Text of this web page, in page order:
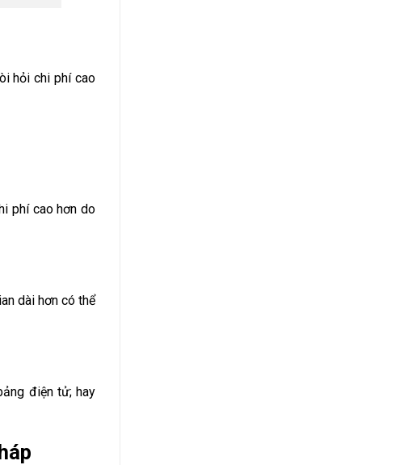
hỏi chi phí cao
phí cao hơn do
dài hơn có thể
điện tử; hay